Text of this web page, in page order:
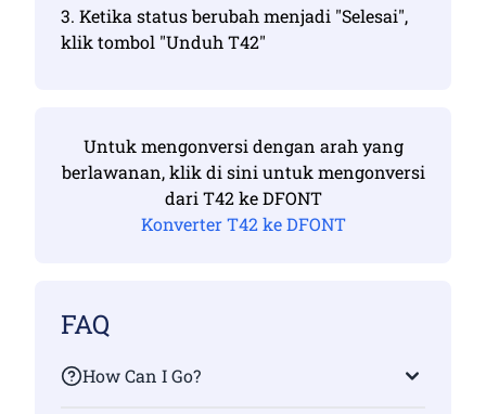
3. Ketika status berubah menjadi "Selesai",
klik tombol "Unduh T42"
Untuk mengonversi dengan arah yang
berlawanan, klik di sini untuk mengonversi
dari T42 ke DFONT
Konverter T42 ke DFONT
FAQ
How Can I Go?